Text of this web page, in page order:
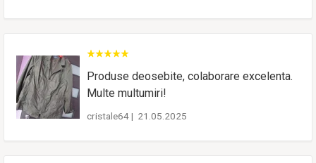
Produse deosebite, colaborare excelenta.
Multe multumiri!
cristale64| 21.05.2025